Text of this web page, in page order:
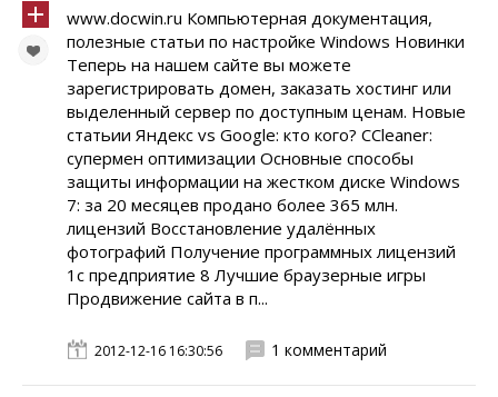
www.docwin.ru Компьютерная документация,
полезные статьи по настройке Windows Новинки
Теперь на нашем сайте вы можете
зарегистрировать домен, заказать хостинг или
выделенный сервер по доступным ценам. Новые
статьии Яндекс vs Google: кто кого? CCleaner:
супермен оптимизации Основные способы
защиты информации на жестком диске Windows
7: за 20 месяцев продано более 365 млн.
лицензий Восстановление удалённых
фотографий Получение программных лицензий
1с предприятие 8 Лучшие браузерные игры
Продвижение сайта в п...
2012-12-16 16:30:56 1 комментарий